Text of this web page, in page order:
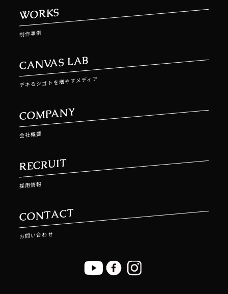
WORKS
制作事例
CANVAS LAB
デキるシゴトを増やすメディア
COMPANY
会社概要
RECRUIT
採用情報
CONTACT
お問い合わせ